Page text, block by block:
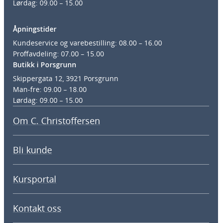
Lørdag: 09.00 – 15.00
Åpningstider
Kundeservice og varebestilling: 08.00 – 16.00
Proffavdeling: 07.00 – 15.00
Butikk i Porsgrunn
Skippergata 12, 3921 Porsgrunn
Man-fre: 09.00 – 18.00
Lørdag: 09.00 – 15.00
Om C. Christoffersen
Bli kunde
Kursportal
Kontakt oss